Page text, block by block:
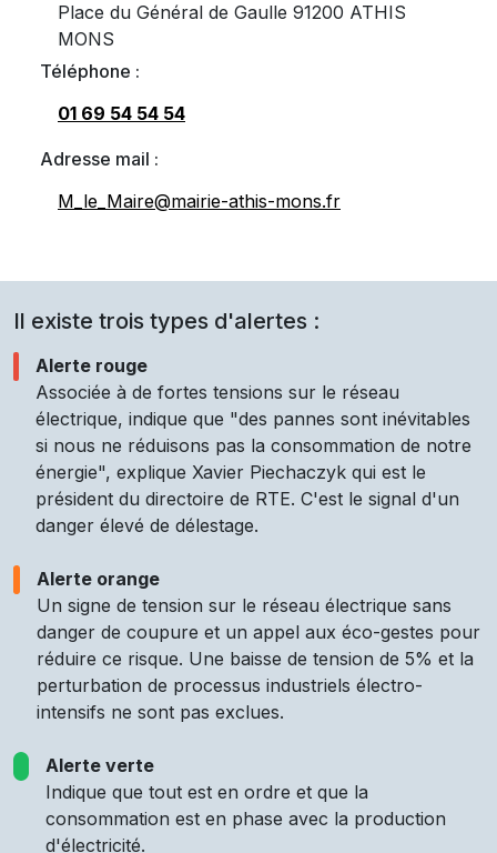
Place du Général de Gaulle 91200 ATHIS
MONS
Téléphone :
01 69 54 54 54
Adresse mail :
M_le_Maire@mairie-athis-mons.fr
Il existe trois types d'alertes :
Alerte rouge
Associée à de fortes tensions sur le réseau
électrique, indique que "des pannes sont inévitables
si nous ne réduisons pas la consommation de notre
énergie", explique Xavier Piechaczyk qui est le
président du directoire de RTE. C'est le signal d'un
danger élevé de délestage.
Alerte orange
Un signe de tension sur le réseau électrique sans
danger de coupure et un appel aux éco-gestes pour
réduire ce risque. Une baisse de tension de 5% et la
perturbation de processus industriels électro-
intensifs ne sont pas exclues.
Alerte verte
Indique que tout est en ordre et que la
consommation est en phase avec la production
d'électricité.